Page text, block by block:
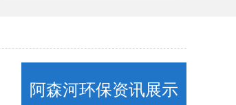
阿森河环保资讯展示
卧式计量泵(1)